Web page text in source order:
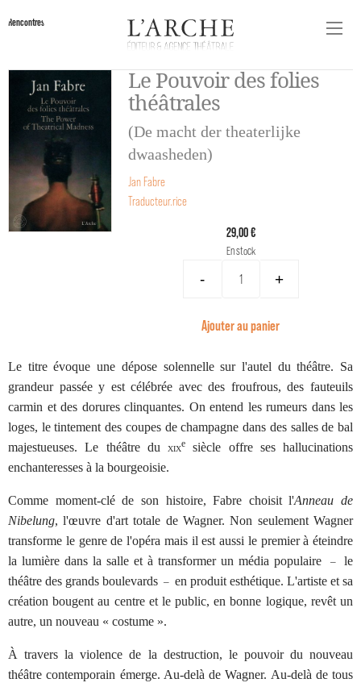
Rencontres
Le Pouvoir des folies
théâtrales
(De macht der theaterlijke
dwaasheden)
Jan Fabre
Traducteur.rice
29,00 €
En stock
- +
Ajouter au panier
Le titre évoque une dépose solennelle sur l'autel du théâtre. Sa
grandeur passée y est célébrée avec des froufrous, des fauteuils
carmin et des dorures clinquantes. On entend les rumeurs dans les
loges, le tintement des coupes de champagne dans des salles de bal
majestueuses. Le théâtre du
XIXe
siècle offre ses hallucinations
enchanteresses à la bourgeoisie.
Comme moment-clé de son histoire, Fabre choisit l'Anneau de
Nibelung, l'œuvre d'art totale de Wagner. Non seulement Wagner
transforme le genre de l'opéra mais il est aussi le premier à éteindre
la lumière dans la salle et à transformer un média populaire
–
le
théâtre des grands boulevards – en produit esthétique. L'artiste et sa
création bougent au centre et le public, en bonne logique, revêt un
autre, un nouveau « costume ».
À travers la violence de la destruction, le pouvoir du nouveau
théâtre contemporain émerge. Au-delà de Wagner. Au-delà de tous